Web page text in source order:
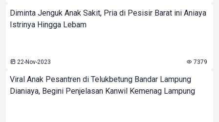
Diminta Jenguk Anak Sakit, Pria di Pesisir Barat ini Aniaya
Istrinya Hingga Lebam
22-Nov-2023 7379
Viral Anak Pesantren di Telukbetung Bandar Lampung
Dianiaya, Begini Penjelasan Kanwil Kemenag Lampung